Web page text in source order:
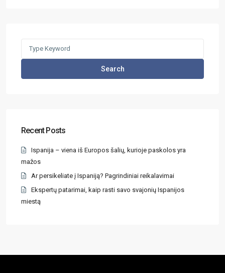
Search
Recent Posts
Ispanija – viena iš Europos šalių, kurioje paskolos yra
mažos
Ar persikeliate į Ispaniją? Pagrindiniai reikalavimai
Ekspertų patarimai, kaip rasti savo svajonių Ispanijos
miestą